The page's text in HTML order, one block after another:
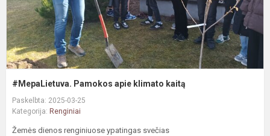
#MepaLietuva. Pamokos apie klimato kaitą
Paskelbta: 2025-03-25
Kategorija: Renginiai
Žemės dienos renginiuose ypatingas svečias